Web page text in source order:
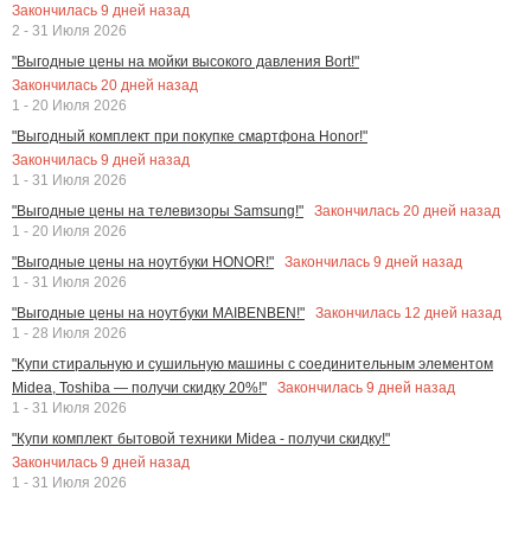
Закончилась 9 дней назад
2 - 31 Июля 2026
"Выгодные цены на мойки высокого давления Bort!"
Закончилась 20 дней назад
1 - 20 Июля 2026
"Выгодный комплект при покупке смартфона Honor!"
Закончилась 9 дней назад
1 - 31 Июля 2026
"Выгодные цены на телевизоры Samsung!"
Закончилась 20 дней назад
1 - 20 Июля 2026
"Выгодные цены на ноутбуки HONOR!"
Закончилась 9 дней назад
1 - 31 Июля 2026
"Выгодные цены на ноутбуки MAIBENBEN!"
Закончилась 12 дней назад
1 - 28 Июля 2026
"Купи стиральную и сушильную машины с соединительным элементом
Midea, Toshiba — получи скидку 20%!"
Закончилась 9 дней назад
1 - 31 Июля 2026
"Купи комплект бытовой техники Midea - получи скидку!"
Закончилась 9 дней назад
1 - 31 Июля 2026